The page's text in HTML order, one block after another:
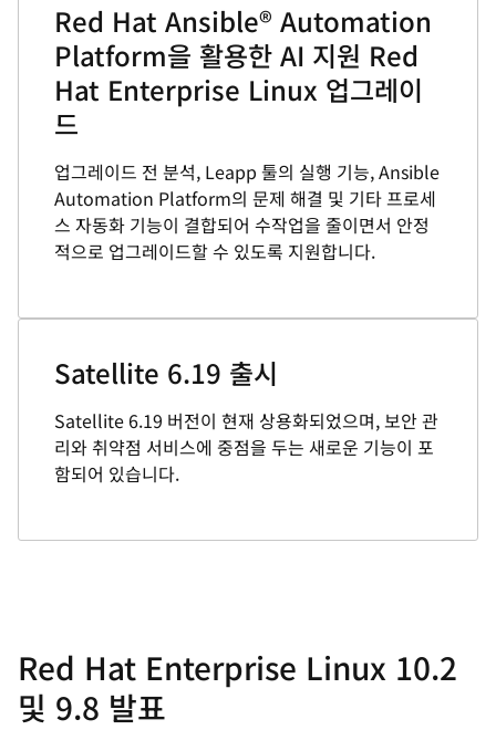
Red Hat Ansible® Automation
Platform을 활용한 AI 지원 Red
Hat Enterprise Linux 업그레이
드
업그레이드 전 분석, Leapp 툴의 실행 기능, Ansible
Automation Platform의 문제 해결 및 기타 프로세
스 자동화 기능이 결합되어 수작업을 줄이면서 안정
적으로 업그레이드할 수 있도록 지원합니다.
Satellite 6.19 출시
Satellite 6.19 버전이 현재 상용화되었으며, 보안 관
리와 취약점 서비스에 중점을 두는 새로운 기능이 포
함되어 있습니다.
Red Hat Enterprise Linux 10.2
및 9.8 발표